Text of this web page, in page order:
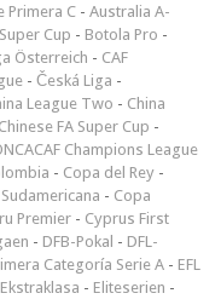
Primera C - Australia A-
Cup - Botola Pro -
Österreich - CAF
- Česká Liga -
League Two - China
Chinese FA Super Cup -
Champions League
- Copa del Rey -
- Copa
Premier - Cyprus First
- DFB-Pokal - DFL-
Categoría Serie A - EFL
Ekstraklasa - Eliteserien -